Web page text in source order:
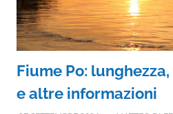
Fiume Po:
e altre informazioni